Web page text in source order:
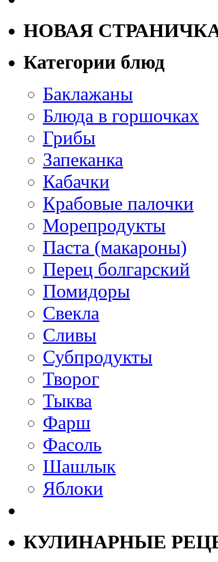
НОВАЯ
Категории блюд
Баклажаны
Блюда в горшочках
Грибы
Запеканка
Кабачки
Крабовые палочки
Морепродукты
Паста (макароны)
Перец болгарский
Помидоры
Свекла
Сливы
Субпродукты
Творог
Тыква
Фарш
Фасоль
Шашлык
Яблоки
КУЛИНАРНЫЕ